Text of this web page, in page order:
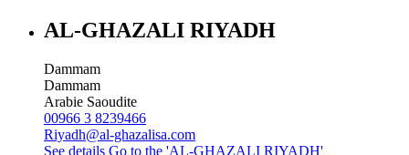
AL-GHAZALI RIYADH
Dammam
Dammam
Arabie Saoudite
00966 3 8239466
Riyadh@al-ghazalisa.com
See details Go to the 'AL-GHAZALI RIYADH'